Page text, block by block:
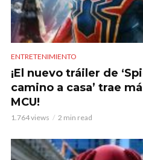
ENTRETENIMIENTO
¡El nuevo tráiler de
camino a casa’ trae
MCU!
1.764 views 2 min read